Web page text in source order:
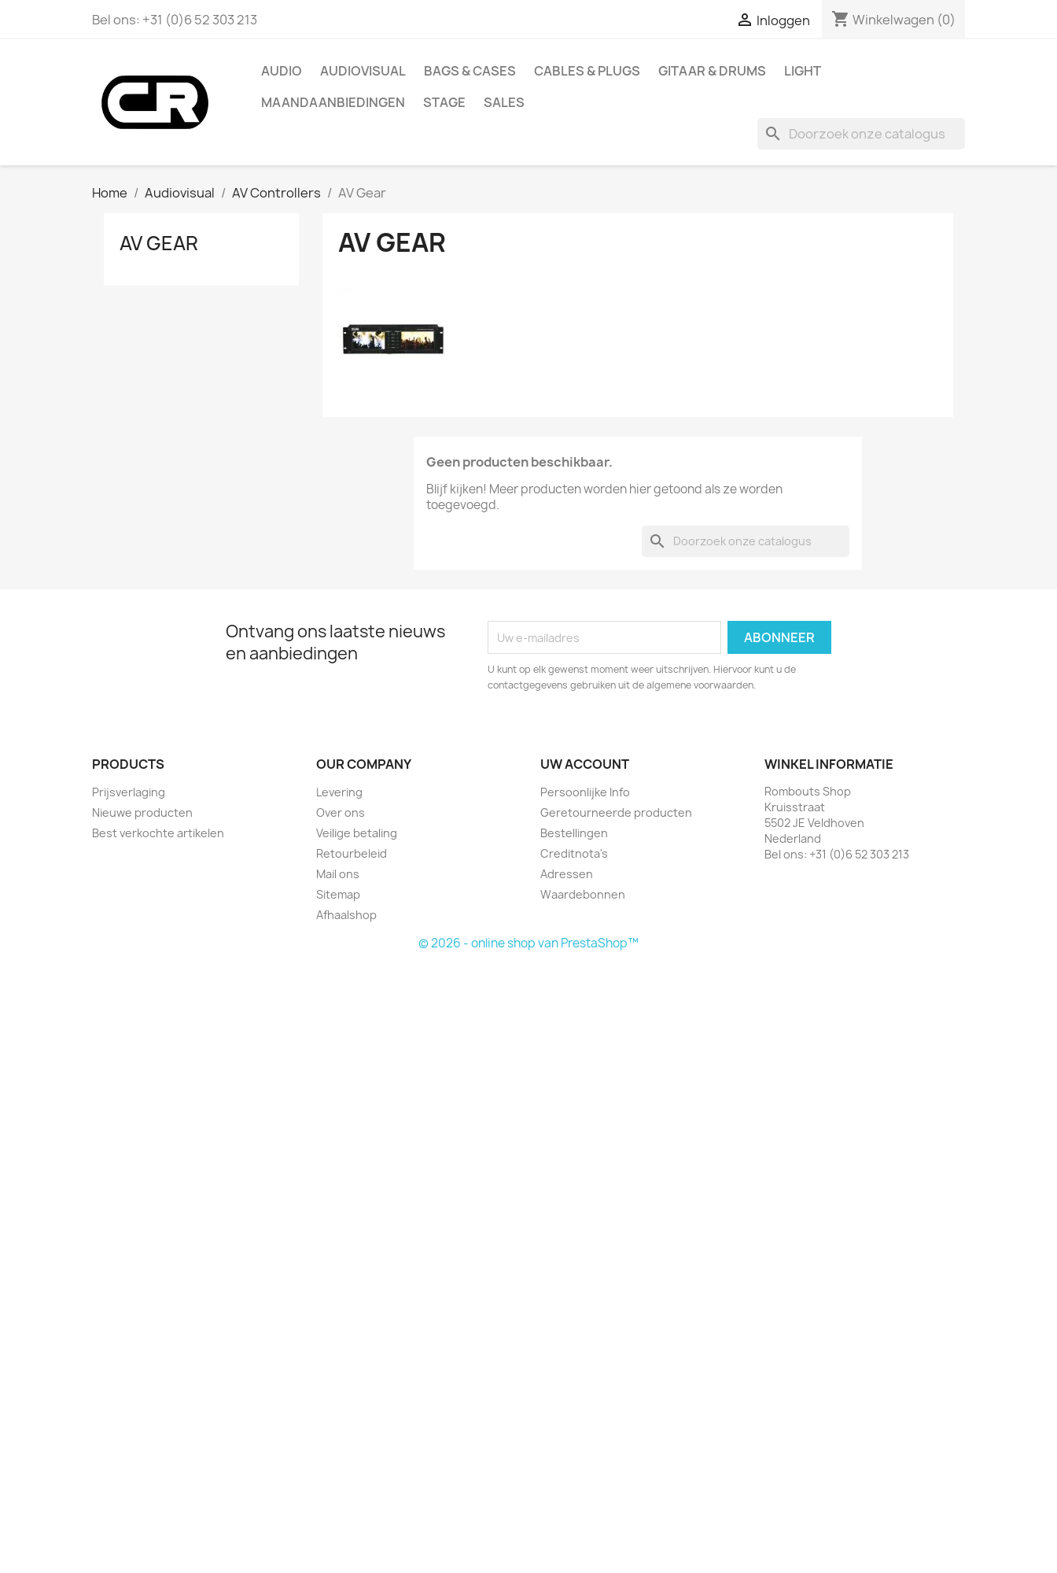
Bel ons: +31 (0)6 52 303 213  Inloggen shopping_cart Winkelwagen (0)
AUDIO AUDIOVISUAL BAGS & CASES CABLES & PLUGS GITAAR & DRUMS
LIGHT
MAANDAANBIEDINGEN
STAGE SALES
search
Home Audiovisual AV Controllers AV Gear
AV GEAR AV GEAR
Geen producten beschikbaar.
Blijf kijken! Meer producten worden hier getoond als ze worden
toegevoegd.
search
Ontvang ons laatste nieuws
en aanbiedingen
U kunt op elk gewenst moment weer uitschrijven. Hiervoor kunt u de
contactgegevens gebruiken uit de algemene voorwaarden.
PRODUCTS
Prijsverlaging
Nieuwe producten
Best verkochte artikelen
OUR COMPANY
Levering
Over ons
Veilige betaling
Retourbeleid
Mail ons
Sitemap
Afhaalshop
UW ACCOUNT
Persoonlijke Info
Geretourneerde producten
Bestellingen
Creditnota's
Adressen
Waardebonnen
WINKEL INFORMATIE
Rombouts Shop
Kruisstraat
5502 JE Veldhoven
Nederland
Bel ons: +31 (0)6 52 303 213
© 2026 - online shop van PrestaShop™